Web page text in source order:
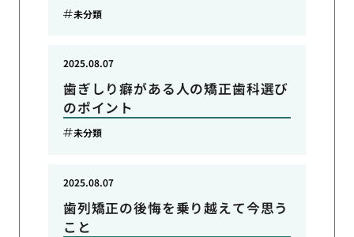
未分類
歯ぎしり癖がある人の矯正歯科選び
のポイント
2025.08.07
未分類
歯列矯正の後悔を乗り越えて今思う
こと
2025.08.07